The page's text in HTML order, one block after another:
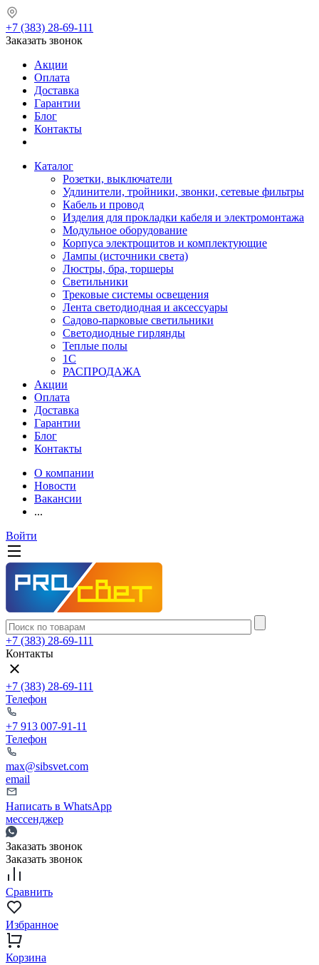
+7 (383) 28-69-111
Заказать звонок
Акции
Оплата
Доставка
Гарантии
Блог
Контакты
Каталог
Розетки, выключатели
Удлинители, тройники, звонки, сетевые фильтры
Кабель и провод
Изделия для прокладки кабеля и электромонтажа
Модульное оборудование
Корпуса электрощитов и комплектующие
Лампы (источники света)
Люстры, бра, торшеры
Светильники
Трековые системы освещения
Лента светодиодная и аксессуары
Садово-парковые светильники
Светодиодные гирлянды
Теплые полы
1С
РАСПРОДАЖА
Акции
Оплата
Доставка
Гарантии
Блог
Контакты
О компании
Новости
Вакансии
...
Войти
+7 (383) 28-69-111
Контакты
+7 (383) 28-69-111
Телефон
+7 913 007-91-11
Телефон
max@sibsvet.com
email
Написать в WhatsApp
мессенджер
Заказать звонок
Заказать звонок
Сравнить
Избранное
Корзина